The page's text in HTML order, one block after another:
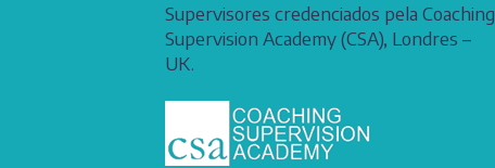
Supervisores credenciados pela Coaching
Supervision Academy (CSA), Londres –
UK.